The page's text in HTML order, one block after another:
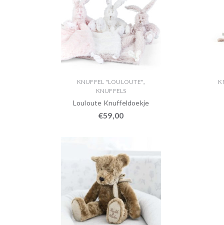
KNUFFEL "LOULOUTE",
KNUFFELS
Louloute Knuffeldoekje
€59,00